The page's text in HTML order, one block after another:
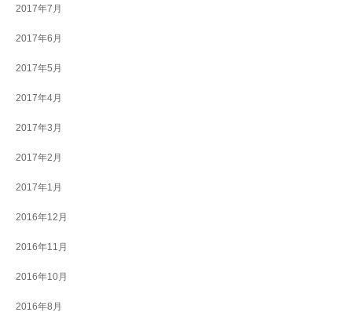
2017年7月
2017年6月
2017年5月
2017年4月
2017年3月
2017年2月
2017年1月
2016年12月
2016年11月
2016年10月
2016年8月